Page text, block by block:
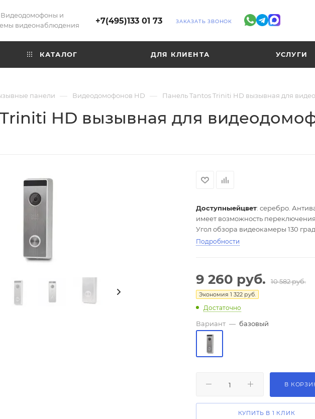
Видеодомофоны и
видеонаблюдения
+7(495)133 01 73 ЗАКАЗАТЬ ЗВОНОК
КАТАЛОГ ДЛЯ КЛИЕНТА УСЛУГИ
панели — Видеодомофонов HD — Панель Tantos Triniti HD вызывная для
HD вызывная для
Доступныейцвет: серебро.
имеет возможность
Угол обзора видеокамеры 130
динамика. Улучшенная ИК-
Подробности
9 260 руб. 10 582руб.
Экономия 1 322 руб.
Достаточно
Вариант — базовый
В
КУПИТЬ В 1 КЛИК